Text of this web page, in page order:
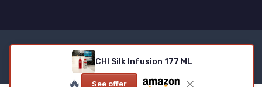
CHI Silk Infusion 177 ML
See offer
Legal notices
© Stars Cosmetics 2026